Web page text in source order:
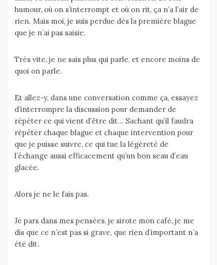
humour, où on s’interrompt et où on rit, ça n’a l’air de
rien. Mais moi, je suis perdue dès la première blague
que je n’ai pas saisie.
Très vite, je ne sais plus qui parle, et encore moins de
quoi on parle.
Et allez-y, dans une conversation comme ça, essayez
d’interrompre la discussion pour demander de
répéter ce qui vient d’être dit… Sachant qu’il faudra
répéter chaque blague et chaque intervention pour
que je puisse suivre, ce qui tue la légèreté de
l’échange aussi efficacement qu’un bon seau d’eau
glacée.
Alors je ne le fais pas.
Je pars dans mes pensées, je sirote mon café, je me
dis que ce n’est pas si grave, que rien d’important n’a
été dit.